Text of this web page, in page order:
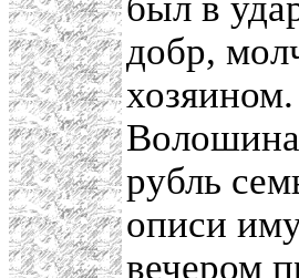
добр,
Волошина
рубль
описи
вечером